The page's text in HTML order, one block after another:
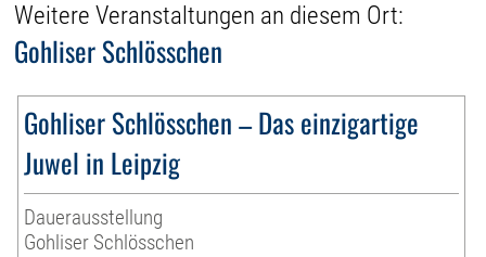
Weitere Veranstaltungen an diesem Ort:
Gohliser Schlösschen
Gohliser Schlösschen – Das einzigartige
Juwel in Leipzig
Dauerausstellung
Gohliser Schlösschen